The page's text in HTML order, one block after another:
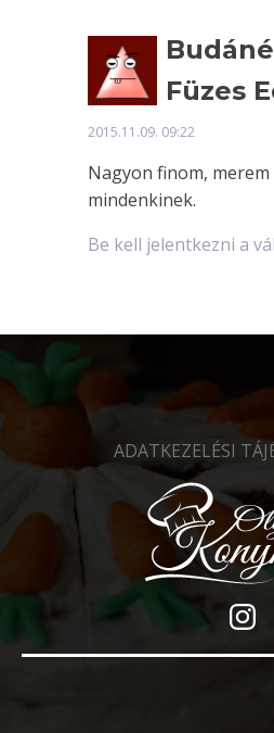
Budáné
Füzes
2015.11.09. 09:22
Nagyon finom,
mindenkinek.
Be kell jelentkezni a
ADATKEZELÉSI